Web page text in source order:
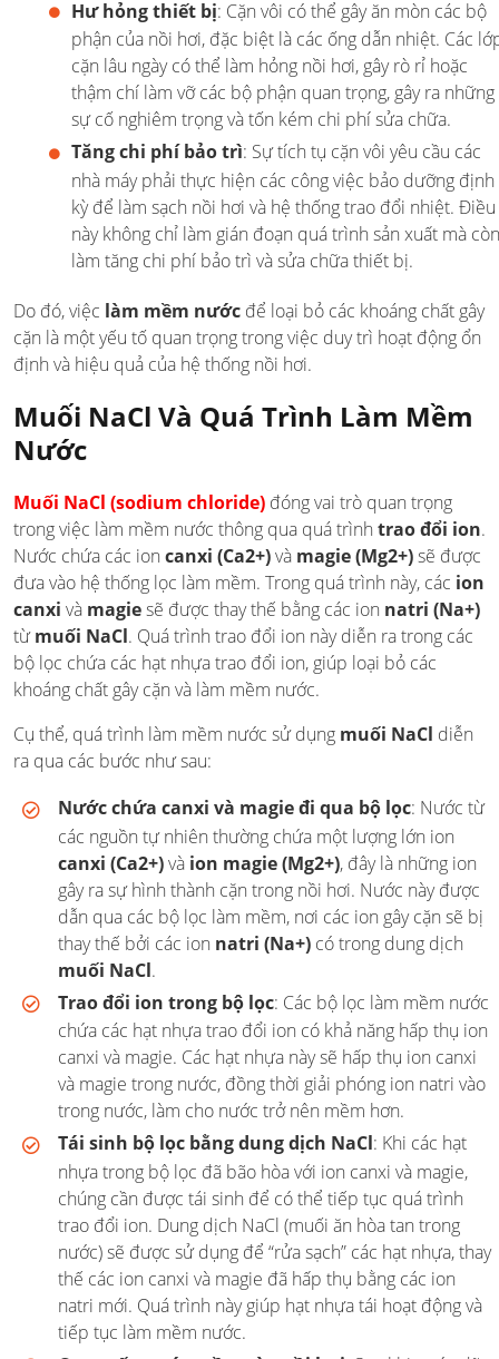
Hư hỏng thiết bị: Cặn vôi có thể gây ăn mòn các bộ
phận của nồi hơi, đặc biệt là các ống dẫn nhiệt. Các
cặn lâu ngày có thể làm hỏng nồi hơi, gây rò rỉ hoặc
thậm chí làm vỡ các bộ phận quan trọng, gây ra những
sự cố nghiêm trọng và tốn kém chi phí sửa chữa.
Tăng chi phí bảo trì: Sự tích tụ cặn vôi yêu cầu các
nhà máy phải thực hiện các công việc bảo dưỡng định
kỳ để làm sạch nồi hơi và hệ thống trao đổi nhiệt. Điều
này không chỉ làm gián đoạn quá trình sản xuất mà còn
làm tăng chi phí bảo trì và sửa chữa thiết bị.
Do đó, việc làm mềm nước để loại bỏ các khoáng chất gây
cặn là một yếu tố quan trọng trong việc duy trì hoạt động ổn
định và hiệu quả của hệ thống nồi hơi.
Muối NaCl Và Quá Trình Làm Mềm
Nước
Muối NaCl (sodium chloride) đóng vai trò quan trọng
trong việc làm mềm nước thông qua quá trình trao đổi ion.
Nước chứa các ion canxi (Ca2+)và magie (Mg2+)sẽ được
đưa vào hệ thống lọc làm mềm. Trong quá trình này, các ion
canxi và magiesẽ được thay thế bằng các ion natri (Na+)
từmuối NaCl. Quá trình trao đổi ion này diễn ra trong các
bộ lọc chứa các hạt nhựa trao đổi ion, giúp loại bỏ các
khoáng chất gây cặn và làm mềm nước.
Cụ thể, quá trình làm mềm nước sử dụng muối NaCl diễn
ra qua các bước như sau:
Nước chứa canxi và magie đi qua bộ lọc: Nước từ
các nguồn tự nhiên thường chứa một lượng lớn ion
canxi (Ca2+)và ion magie (Mg2+), đây là những ion
gây ra sự hình thành cặn trong nồi hơi. Nước này được
dẫn qua các bộ lọc làm mềm, nơi các ion gây cặn sẽ bị
thay thế bởi các ion natri (Na+) có trong dung dịch
muối NaCl.
Trao đổi ion trong bộ lọc: Các bộ lọc làm mềm nước
chứa các hạt nhựa trao đổi ion có khả năng hấp thụ ion
canxi và magie. Các hạt nhựa này sẽ hấp thụ ion canxi
và magie trong nước, đồng thời giải phóng ion natri vào
trong nước, làm cho nước trở nên mềm hơn.
Tái sinh bộ lọc bằng dung dịch NaCl: Khi các hạt
nhựa trong bộ lọc đã bão hòa với ion canxi và magie,
chúng cần được tái sinh để có thể tiếp tục quá trình
trao đổi ion. Dung dịch NaCl (muối ăn hòa tan trong
nước) sẽ được sử dụng để “rửa sạch” các hạt nhựa, thay
thế các ion canxi và magie đã hấp thụ bằng các ion
natri mới. Quá trình này giúp hạt nhựa tái hoạt động và
tiếp tục làm mềm nước.